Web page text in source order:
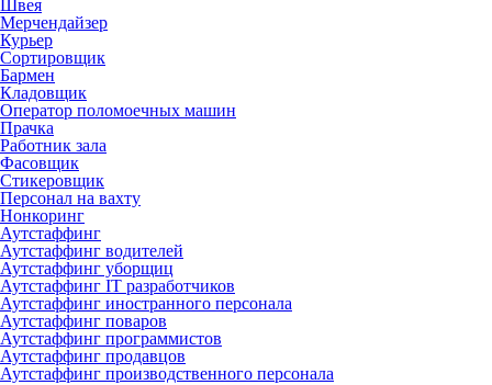
Швея
Мерчендайзер
Курьер
Сортировщик
Бармен
Кладовщик
Оператор поломоечных машин
Прачка
Работник зала
Фасовщик
Стикеровщик
Персонал на вахту
Нонкоринг
Аутстаффинг
Аутстаффинг водителей
Аутстаффинг уборщиц
Аутстаффинг IT разработчиков
Аутстаффинг иностранного персонала
Аутстаффинг поваров
Аутстаффинг программистов
Аутстаффинг продавцов
Аутстаффинг производственного персонала